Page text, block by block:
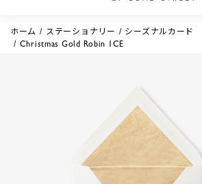
ホーム ステーショナリー
シーズナルカード
Christmas Gold Robin 1CE